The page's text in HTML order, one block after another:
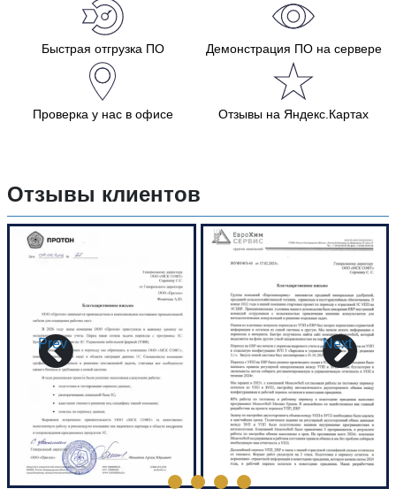
Быстрая отгрузка ПО Демонстрация ПО на сервере
Проверка у нас в офисе Отзывы на Яндекс.Картах
Отзывы клиентов
Prev Next